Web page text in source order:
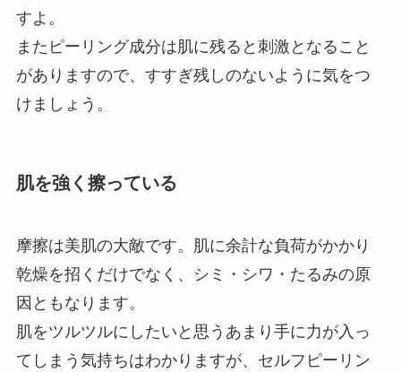
すよ。
またピーリング成分は肌に残ると刺激となること
がありますので、すすぎ残しのないように気をつ
けましょう。
肌を強く擦っている
摩擦は美肌の大敵です。肌に余計な負荷がかかり
乾燥を招くだけでなく、シミ・シワ・たるみの原
因ともなります。
肌をツルツルにしたいと思うあまり手に力が入っ
てしまう気持ちはわかりますが、セルフピーリン